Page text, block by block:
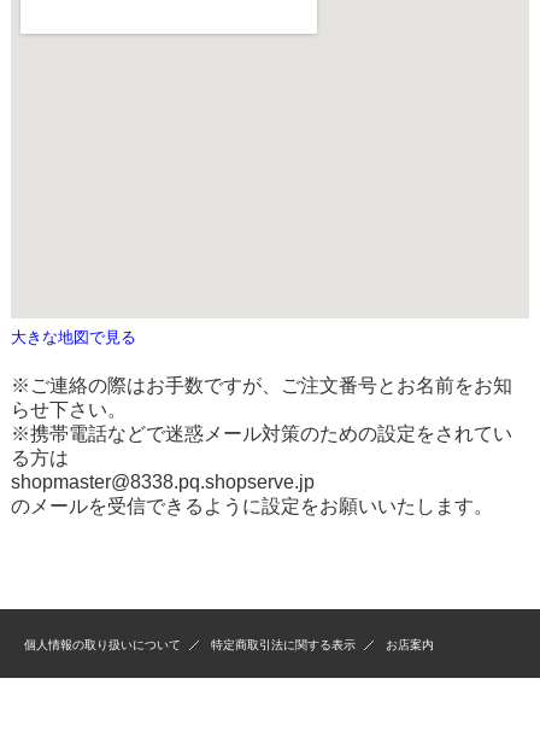
大きな地図で見る
※ご連絡の際はお手数ですが、ご注文番号とお名前をお知
らせ下さい。
※携帯電話などで迷惑メール対策のための設定をされてい
る方は
shopmaster@8338.pq.shopserve.jp
のメールを受信できるように設定をお願いいたします。
個人情報の取り扱いについて 特定商取引法に関する表示 お店案内